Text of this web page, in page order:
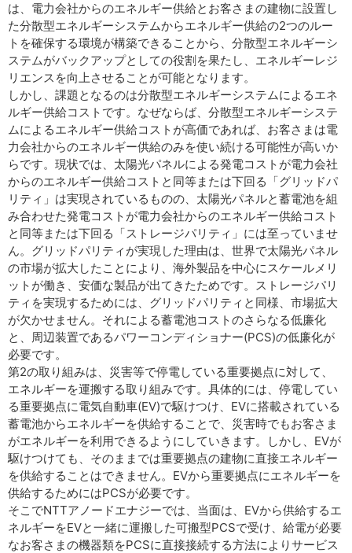
は、電力会社からのエネルギー供給とお客さまの建物に設置し
た分散型エネルギーシステムからエネルギー供給の2つのルー
トを確保する環境が構築できることから、分散型エネルギーシ
ステムがバックアップとしての役割を果たし、エネルギーレジ
リエンスを向上させることが可能となります。
しかし、課題となるのは分散型エネルギーシステムによるエネ
ルギー供給コストです。なぜならば、分散型エネルギーシステ
ムによるエネルギー供給コストが高価であれば、お客さまは電
力会社からのエネルギー供給のみを使い続ける可能性が高いか
らです。現状では、太陽光パネルによる発電コストが電力会社
からのエネルギー供給コストと同等または下回る「グリッドパ
リティ」は実現されているものの、太陽光パネルと蓄電池を組
み合わせた発電コストが電力会社からのエネルギー供給コスト
と同等または下回る「ストレージパリティ」には至っていませ
ん。グリッドパリティが実現した理由は、世界で太陽光パネル
の市場が拡大したことにより、海外製品を中心にスケールメリ
ットが働き、安価な製品が出てきたためです。ストレージパリ
ティを実現するためには、グリッドパリティと同様、市場拡大
が欠かせません。それによる蓄電池コストのさらなる低廉化
と、周辺装置であるパワーコンディショナー(PCS)の低廉化が
必要です。
第2の取り組みは、災害等で停電している重要拠点に対して、
エネルギーを運搬する取り組みです。具体的には、停電してい
る重要拠点に電気自動車(EV)で駆けつけ、EVに搭載されている
蓄電池からエネルギーを供給することで、災害時でもお客さま
がエネルギーを利用できるようにしていきます。しかし、EVが
駆けつけても、そのままでは重要拠点の建物に直接エネルギー
を供給することはできません。EVから重要拠点にエネルギーを
供給するためにはPCSが必要です。
そこでNTTアノードエナジーでは、当面は、EVから供給するエ
ネルギーをEVと一緒に運搬した可搬型PCSで受け、給電が必要
なお客さまの機器類をPCSに直接接続する方法によりサービス